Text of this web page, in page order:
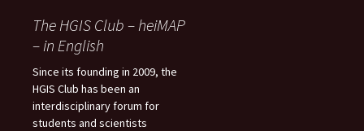
The HGIS Club – heiMAP
– in English
Since its founding in 2009, the
HGIS Club has been an
interdisciplinary forum for
students and scientists